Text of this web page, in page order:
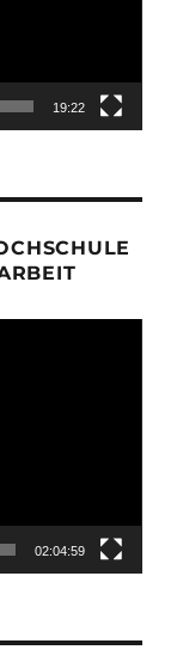
19:22
02:04:59